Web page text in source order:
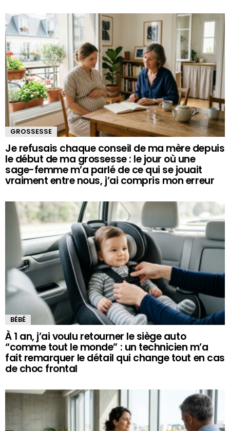
GROSSESSE
Je refusais chaque conseil de ma mère depuis
le début de ma grossesse : le jour où une
sage-femme m’a parlé de ce qui se jouait
vraiment entre nous, j’ai compris mon erreur
BÉBÉ
À 1 an, j’ai voulu retourner le siège auto
“comme tout le monde” : un technicien m’a
fait remarquer le détail qui change tout en cas
de choc frontal